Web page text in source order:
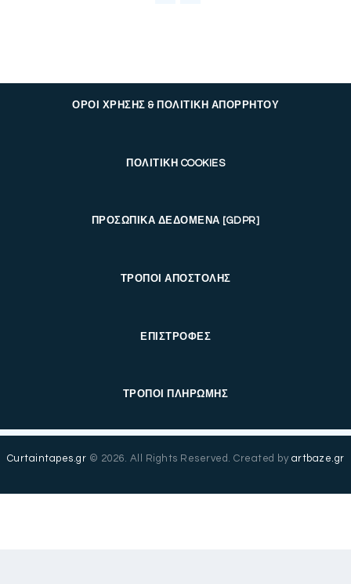
ΟΡΟΙ ΧΡΗΣΗΣ & ΠΟΛΙΤΙΚΗ ΑΠΟΡΡΗΤΟΥ
ΠΟΛΙΤΙΚΗ COOKIES
ΠΡΟΣΩΠΙΚΑ ΔΕΔΟΜΕΝΑ [GDPR]
ΤΡΟΠΟΙ ΑΠΟΣΤΟΛΗΣ
ΕΠΙΣΤΡΟΦΕΣ
ΤΡΟΠΟΙ ΠΛΗΡΩΜΗΣ
Curtaintapes.gr © 2026. All Rights Reserved. Created by artbaze.gr